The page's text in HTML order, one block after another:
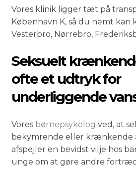
Vores klinik ligger tæt på
København K, så du nemt kan
Vesterbro, Nørrebro,
Seksuelt
ofte et udtryk for
underliggende
Vores børnepsykolog ved, at
bekymrende eller
afspejler en bevidst vilje hos
unge om at gøre andre